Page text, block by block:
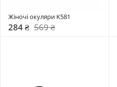
Жіночі окуляри K581
284 ₴ 569 ₴